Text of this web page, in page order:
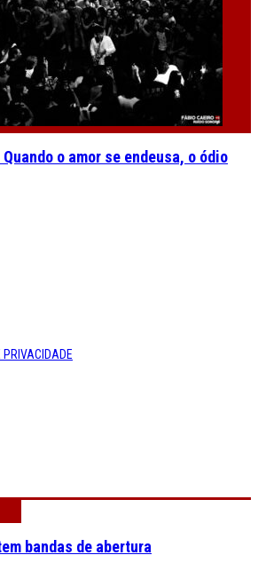
Quando o amor se endeusa, o ódio
PRIVACIDADE
bandas de abertura